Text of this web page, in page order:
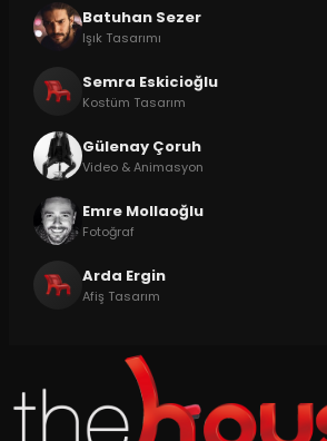
Batuhan Sezer
Işık Tasarımı
Semra Eskicioğlu
Kostüm Tasarım
Gülenay Çoruh
Video & Animasyon
Emre Mollaoğlu
Fotoğraf
Arda Ergin
Afiş Tasarım